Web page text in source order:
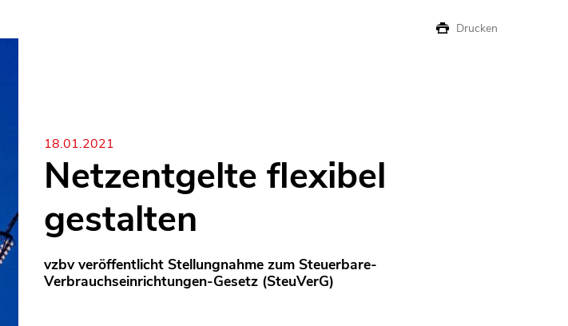
Drucken
18.01.2021
Netzentgelte flexibel
gestalten
vzbv veröffentlicht Stellungnahme zum Steuerbare-
Verbrauchseinrichtungen-Gesetz (SteuVerG)